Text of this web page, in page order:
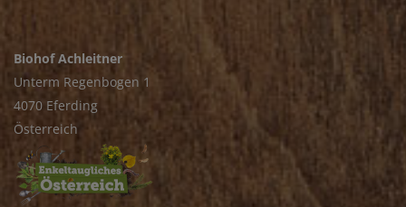
Biohof Achleitner
Unterm Regenbogen 1
4070 Eferding
Österreich